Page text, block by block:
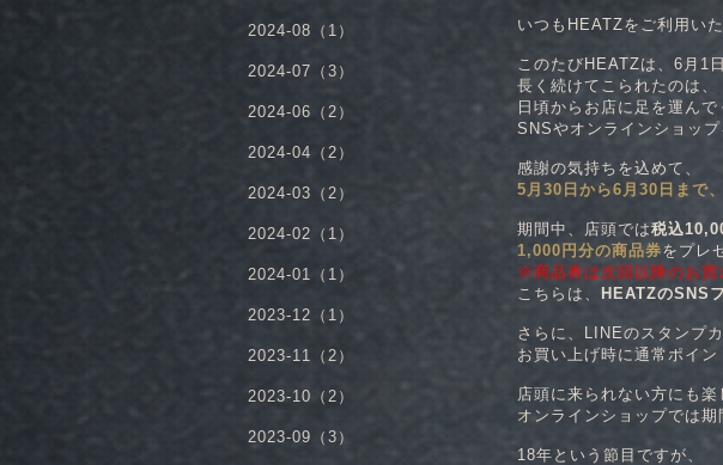
いつもHEATZをご利用い
このたびHEATZは、6月1
長く続けてこられたのは、
日頃からお店に足を運んで
SNSやオンラインショッ
感謝の気持ちを込めて、
5月30日から6月30日まで
期間中、店頭では税込
1,000円分の商品券をプレ
※商品券は次回以降のお買
こちらは、 HEATZのSNS
さらに、LINEのスタンプ
お買い上げ時に通常ポイン
店頭に来られない方にも楽
オンラインショップでは期
18年という節目ですが、
2024-08（1）
2024-07（3）
2024-06（2）
2024-04（2）
2024-03（2）
2024-02（1）
2024-01（1）
2023-12（1）
2023-11（2）
2023-10（2）
2023-09（3）